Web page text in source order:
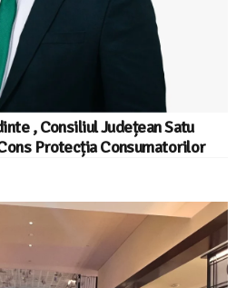
, Consiliul Județean Satu
Protecția Consumatorilor